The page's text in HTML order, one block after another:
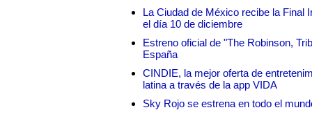
La Ciudad de México recibe la Final
el día 10 de diciembre
Estreno oficial de "The Robinson,
España
CINDIE, la mejor oferta de
latina a través de la app VIDA
Sky Rojo se estrena en todo el